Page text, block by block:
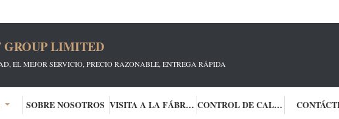
GROUP LIMITED
EL MEJOR SERVICIO, PRECIO RAZONABLE, ENTREGA RÁPIDA
SOBRE NOSOTROS VISITA A LA FÁBRICA CONTROL DE CALIDAD